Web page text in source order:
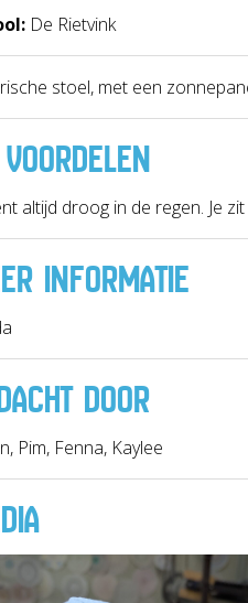
De Rietvink
stoel, met een
altijd droog in de regen. Je
INFORMATIE
DOOR
Pim, Fenna, Kaylee